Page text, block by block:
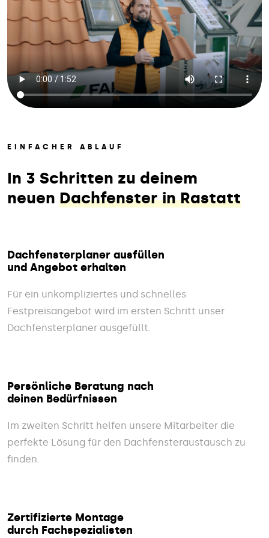
EINFACHER ABLAUF
In 3 Schritten zu deinem
neuen Dachfenster in Rastatt
Dachfensterplaner ausfüllen
und Angebot erhalten
Für ein unkompliziertes und schnelles
Festpreisangebot wird im ersten Schritt unser
Dachfensterplaner ausgefüllt.
Persönliche Beratung nach
deinen Bedürfnissen
Im zweiten Schritt helfen unsere Mitarbeiter die
perfekte Lösung für den Dachfensteraustausch zu
finden.
Zertifizierte Montage
durch Fachspezialisten